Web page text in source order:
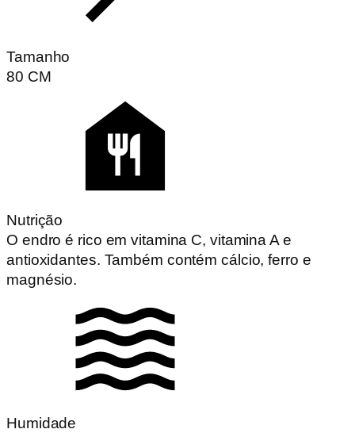
Tamanho
80 CM
Nutrição
O endro é rico em vitamina C, vitamina A e
antioxidantes. Também contém cálcio, ferro e
magnésio.
Humidade